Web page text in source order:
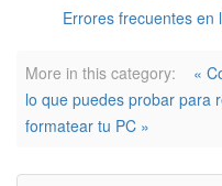
Errores frecuentes en
More in this category: «
lo que puedes probar para
formatear tu PC »